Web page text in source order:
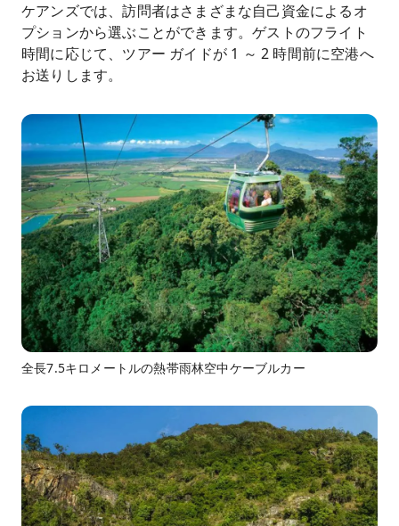
ケアンズでは、訪問者はさまざまな自己資金によるオ
プションから選ぶことができます。ゲストのフライト
時間に応じて、ツアー ガイドが 1 ～ 2 時間前に空港へ
お送りします。
全長7.5キロメートルの熱帯雨林空中ケーブルカー